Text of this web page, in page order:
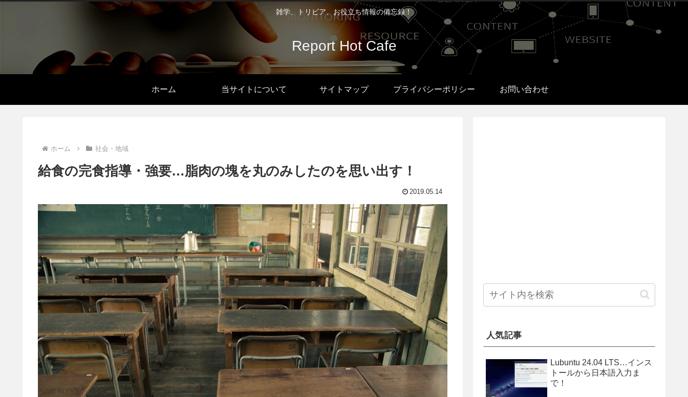
雑学、トリビア、お役立ち情報の備忘録！
Report Hot Cafe
ホーム 当サイトについて サイトマップ プライバシーポリシー お問い合わせ
ホーム 社会・地域
給食の完食指導・強要…脂肉の塊を丸のみしたのを思い出す！
2019.05.14
人気記事
Lubuntu 24.04 LTS…インス
トールから日本語入力ま
で！